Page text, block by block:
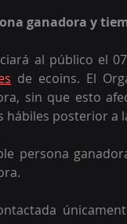
ganadora y
al público el
de ecoins. El
sin que esto
posterior a
persona